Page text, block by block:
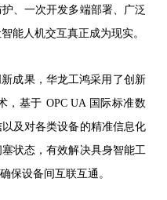
、一次开发多端部署、广泛
能人机交互真正成为现实。
成果，华龙工鸿采用了创新
，基于 OPC UA 国际标准数
及对各类设备的精准信息化
状态，有效解决具身智能工
保设备间互联互通。